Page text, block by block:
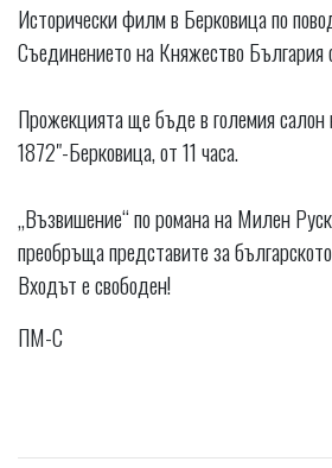
Исторически филм в Берковица по
Съединението на Княжество България
Прожекцията ще бъде в големия
1872"-Берковица, от 11 часа.
„Възвишение“ по романа на Милен
преобръща представите за
Входът е свободен!
ПМ-С